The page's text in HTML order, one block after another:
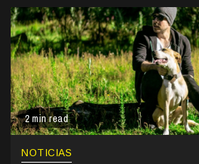
2 min read
NOTICIAS